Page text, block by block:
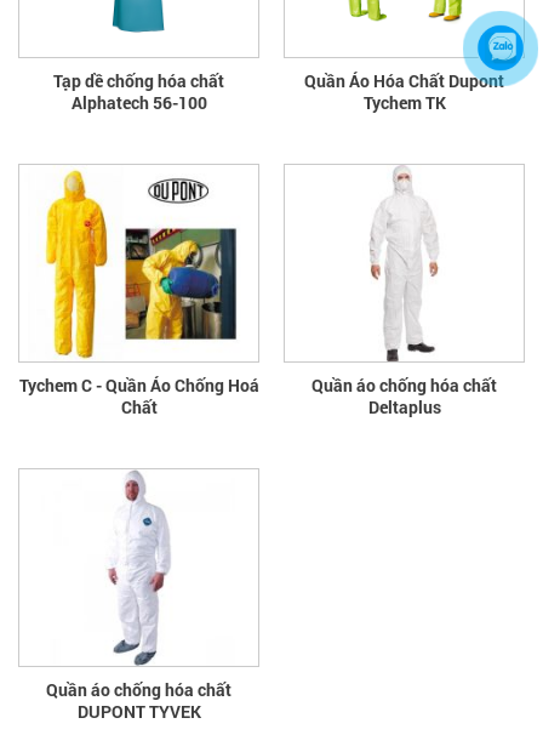
Tạp dề chống hóa chất
Alphatech 56-100
Quần Áo Hóa Chất Dupont
Tychem TK
Tychem C - Quần Áo Chống Hoá
Chất
Quần áo chống hóa chất
Deltaplus
Quần áo chống hóa chất
DUPONT TYVEK